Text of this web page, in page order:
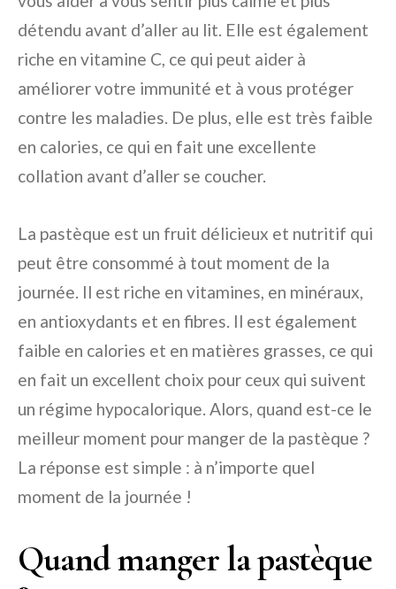
détendu avant d’aller au lit. Elle est également
riche en vitamine C, ce qui peut aider à
améliorer votre immunité et à vous protéger
contre les maladies. De plus, elle est très faible
en calories, ce qui en fait une excellente
collation avant d’aller se coucher.
La pastèque est un fruit délicieux et nutritif qui
peut être consommé à tout moment de la
journée. Il est riche en vitamines, en minéraux,
en antioxydants et en fibres. Il est également
faible en calories et en matières grasses, ce qui
en fait un excellent choix pour ceux qui suivent
un régime hypocalorique. Alors, quand est-ce le
meilleur moment pour manger de la pastèque ?
La réponse est simple : à n’importe quel
moment de la journée !
Quand manger la pastèque